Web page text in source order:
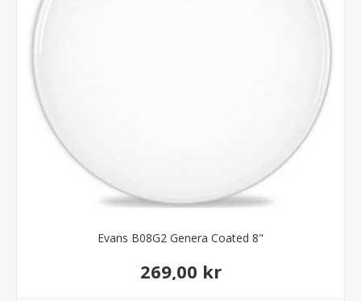
Evans B08G2 Genera Coated 8"
269,00 kr